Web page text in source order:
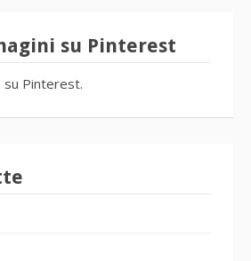
su Pinterest
su Pinterest.